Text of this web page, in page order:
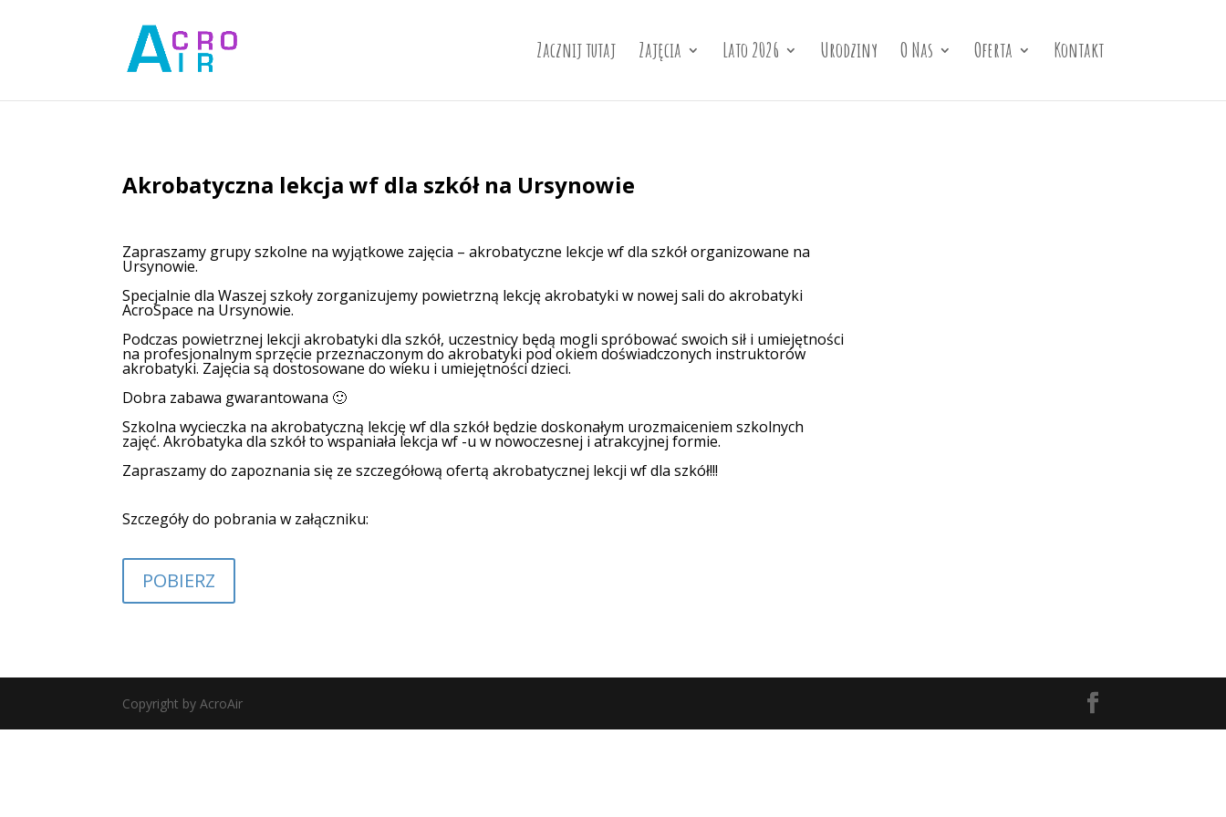
Zacznij tutaj Zajęcia Lato 2026 Urodziny O Nas Oferta Kontakt
Akrobatyczna lekcja wf dla szkół na Ursynowie
Zapraszamy grupy szkolne na wyjątkowe zajęcia – akrobatyczne lekcje wf dla szkół organizowane na
Ursynowie.
Specjalnie dla Waszej szkoły zorganizujemy powietrzną lekcję akrobatyki w nowej sali do akrobatyki
AcroSpace na Ursynowie.
Podczas powietrznej lekcji akrobatyki dla szkół, uczestnicy będą mogli spróbować swoich sił i umiejętności
na profesjonalnym sprzęcie przeznaczonym do akrobatyki pod okiem doświadczonych instruktorów
akrobatyki. Zajęcia są dostosowane do wieku i umiejętności dzieci.
Dobra zabawa gwarantowana 🙂
Szkolna wycieczka na akrobatyczną lekcję wf dla szkół będzie doskonałym urozmaiceniem szkolnych
zajęć. Akrobatyka dla szkół to wspaniała lekcja wf -u w nowoczesnej i atrakcyjnej formie.
Zapraszamy do zapoznania się ze szczegółową ofertą akrobatycznej lekcji wf dla szkół!!!
Szczegóły do pobrania w załączniku:
POBIERZ
Copyright by AcroAir